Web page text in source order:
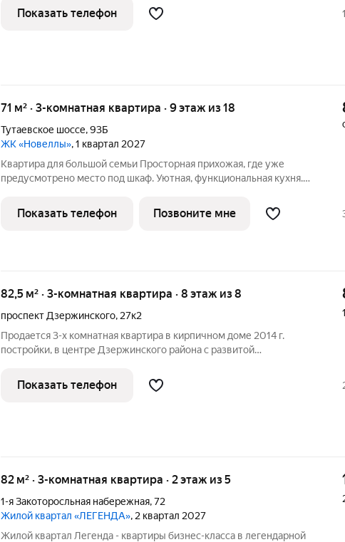
противоположную. Планировка продумана для комфортной
жизни: отдельный просторный
Показать телефон
71 м² · 3-комнатная квартира · 9 этаж из 18
Тутаевское шоссе,93Б
ЖК «Новеллы», 1 квартал 2027
Квартира для большой семьи Просторная прихожая, где уже
предусмотрено место под шкаф. Уютная, функциональная кухня.
просторная лоджия, где можно обустроить дополнительную зону
отдыха. Санузел
Показать телефон Позвоните мне
82,5 м² · 3-комнатная квартира · 8 этаж из 8
проспект Дзержинского, 27к2
Продается 3-х комнатная квартира в кирпичном доме 2014 г.
постройки, в центре Дзержинского района с развитой
магазины , школы , детские сады , бассейн. Рядом остановка
общественного
Показать телефон
82 м² · 3-комнатная квартира · 2 этаж из 5
1-я Закоторосльная набережная,72
Жилой квартал «ЛЕГЕНДА», 2 квартал 2027
Жилой квартал Легенда - квартиры бизнес-класса в легендарной